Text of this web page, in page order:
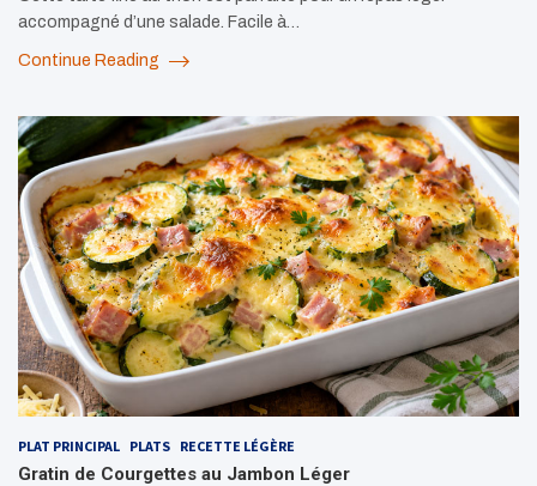
accompagné d’une salade. Facile à…
Continue Reading
PLAT PRINCIPAL PLATS RECETTE LÉGÈRE
Gratin de Courgettes au Jambon Léger